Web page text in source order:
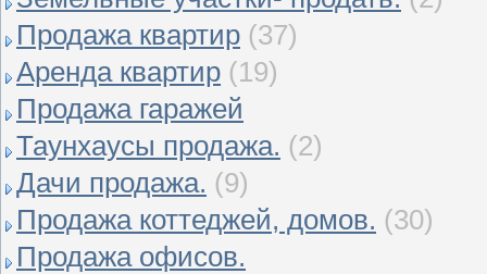
Продажа квартир (37)
Аренда квартир (19)
Продажа гаражей
Таунхаусы продажа. (2)
Дачи продажа. (9)
Продажа коттеджей, домов. (30)
Продажа офисов.